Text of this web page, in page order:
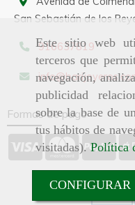
Este sitio web
terceros que
navegación,
publicidad
sobre la base de
tus hábitos de
visitadas).Política
CONFIGURAR
San Sebastián de los
916637819
info
Formas de pago